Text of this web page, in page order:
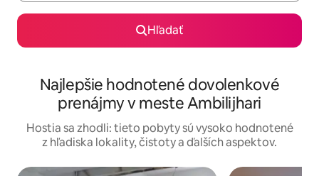
Hľadať
Najlepšie hodnotené dovolenkové
prenájmy v meste Ambilijhari
Hostia sa zhodli: tieto pobyty sú vysoko hodnotené
z hľadiska lokality, čistoty a ďalších aspektov.